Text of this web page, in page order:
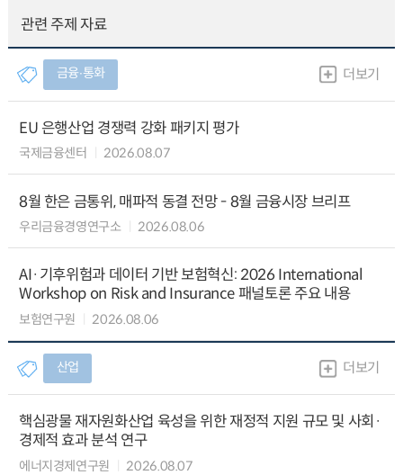
관련 주제 자료
금융∙통화 더보기
EU 은행산업 경쟁력 강화 패키지 평가
국제금융센터 2026.08.07
8월 한은 금통위, 매파적 동결 전망 - 8월 금융시장 브리프
우리금융경영연구소 2026.08.06
AI·기후위험과 데이터 기반 보험혁신: 2026 International
Workshop on Risk and Insurance 패널토론 주요 내용
보험연구원 2026.08.06
산업 더보기
핵심광물 재자원화산업 육성을 위한 재정적 지원 규모 및 사회·
경제적 효과 분석 연구
에너지경제연구원 2026.08.07